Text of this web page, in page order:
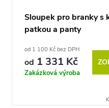
Sloupek pro branky s
patkou a panty
od 1 100 Kč bez DPH
od 1 331 Kč
Zakázková výroba